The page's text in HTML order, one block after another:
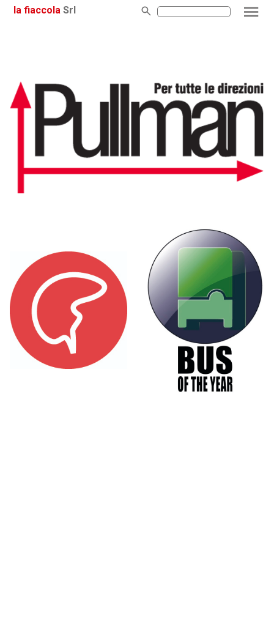
la fiaccola Srl